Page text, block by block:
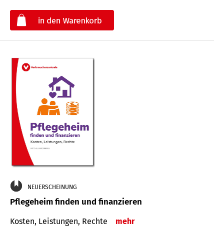
NEUERSCHEINUNG
Pflegeheim finden und finanzieren
Kosten, Leistungen, Rechte mehr